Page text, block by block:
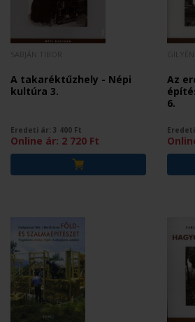
A takaréktűzhely - Népi
kultúra 3.
Eredeti ár: 3 400 Ft
Online ár: 2 720 Ft
Az
6.